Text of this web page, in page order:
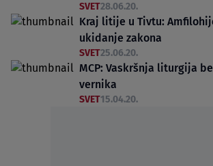
SVET28.06.20.
Kraj litije u Tivtu:
ukidanje zakona
SVET25.06.20.
MCP: Vaskršnja liturgija
vernika
SVET15.04.20.